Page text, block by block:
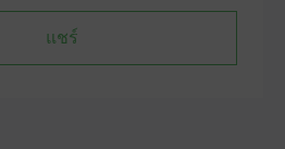
แชร์